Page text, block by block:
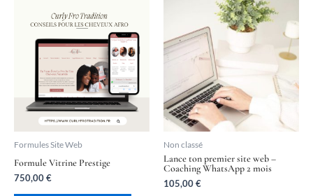
Formules Site Web
Formule Vitrine Prestige
750,00 €
Non classé
Lance ton premier site web –
Coaching WhatsApp 2 mois
105,00 €